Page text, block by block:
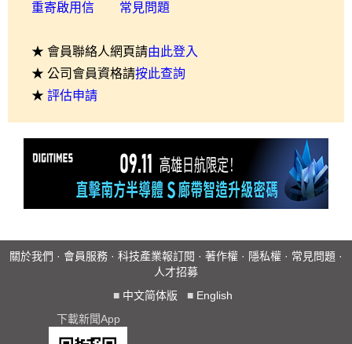
重寄啟用信 常見問題
★ 會員聯絡人網頁請由此登入
★ 公司會員資格請按此查詢
★ 評估申請
關於我們 · 會員服務 · 科技產業報訂閱 · 著作權 · 隱私權 · 常見問題 ·
人才招募
■ 中文简体版 ■ English
下載新聞App